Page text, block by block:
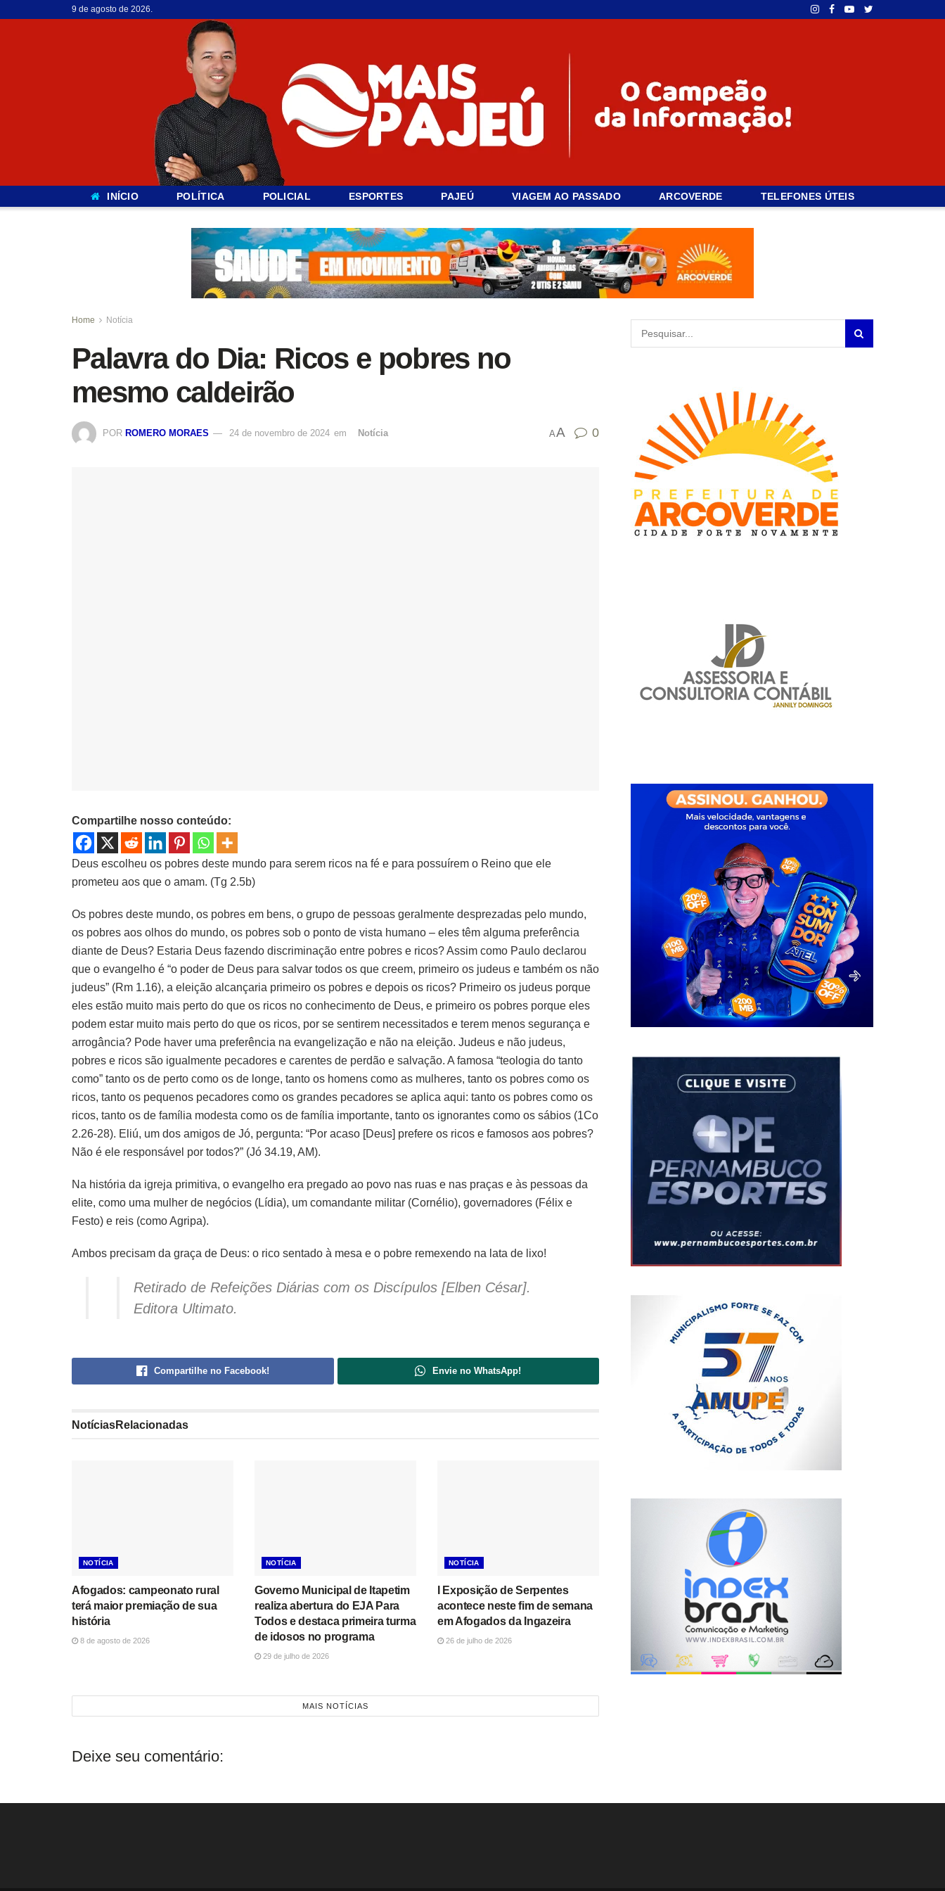
9 de agosto de 2026.
INÍCIO POLÍTICA POLICIAL ESPORTES PAJEÚ VIAGEM AO PASSADO ARCOVERDE TELEFONES ÚTEIS
Home Notícia
Palavra do Dia: Ricos e pobres no
mesmo caldeirão
POR ROMERO MORAES 24 de novembro de 2024 emﾠ Notícia AA 0
Compartilhe nosso conteúdo:
Deus escolheu os pobres deste mundo para serem ricos na fé e para possuírem o Reino que ele
prometeu aos que o amam. (Tg 2.5b)
Os pobres deste mundo, os pobres em bens, o grupo de pessoas geralmente desprezadas pelo mundo,
os pobres aos olhos do mundo, os pobres sob o ponto de vista humano – eles têm alguma preferência
diante de Deus? Estaria Deus fazendo discriminação entre pobres e ricos? Assim como Paulo declarou
que o evangelho é “o poder de Deus para salvar todos os que creem, primeiro os judeus e também os não
judeus” (Rm 1.16), a eleição alcançaria primeiro os pobres e depois os ricos? Primeiro os judeus porque
eles estão muito mais perto do que os ricos no conhecimento de Deus, e primeiro os pobres porque eles
podem estar muito mais perto do que os ricos, por se sentirem necessitados e terem menos segurança e
arrogância? Pode haver uma preferência na evangelização e não na eleição. Judeus e não judeus,
pobres e ricos são igualmente pecadores e carentes de perdão e salvação. A famosa “teologia do tanto
como” tanto os de perto como os de longe, tanto os homens como as mulheres, tanto os pobres como os
ricos, tanto os pequenos pecadores como os grandes pecadores se aplica aqui: tanto os pobres como os
ricos, tanto os de família modesta como os de família importante, tanto os ignorantes como os sábios (1Co
2.26-28). Eliú, um dos amigos de Jó, pergunta: “Por acaso [Deus] prefere os ricos e famosos aos pobres?
Não é ele responsável por todos?” (Jó 34.19, AM).
Na história da igreja primitiva, o evangelho era pregado ao povo nas ruas e nas praças e às pessoas da
elite, como uma mulher de negócios (Lídia), um comandante militar (Cornélio), governadores (Félix e
Festo) e reis (como Agripa).
Ambos precisam da graça de Deus: o rico sentado à mesa e o pobre remexendo na lata de lixo!
Retirado de Refeições Diárias com os Discípulos [Elben César].
Editora Ultimato.
Compartilhe no Facebook! Envie no WhatsApp!
NotíciasRelacionadas
NOTÍCIA
Afogados: campeonato rural
terá maior premiação de sua
história
8 de agosto de 2026
NOTÍCIA
Governo Municipal de Itapetim
realiza abertura do EJA Para
Todos e destaca primeira turma
de idosos no programa
29 de julho de 2026
NOTÍCIA
I Exposição de Serpentes
acontece neste fim de semana
em Afogados da Ingazeira
26 de julho de 2026
MAIS NOTÍCIAS
Deixe seu comentário: